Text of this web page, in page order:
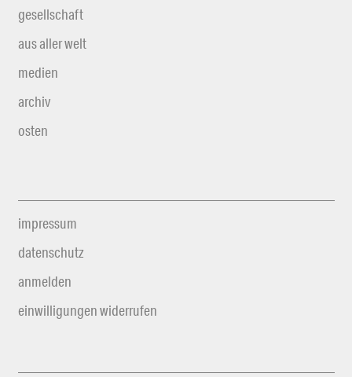
gesellschaft
aus aller welt
medien
archiv
osten
impressum
datenschutz
anmelden
einwilligungen widerrufen